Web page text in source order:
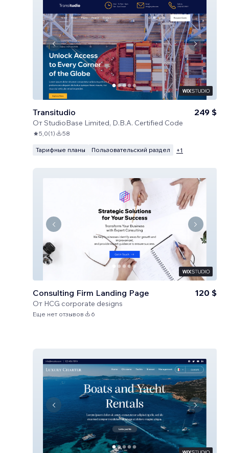
Transitudio
ОтStudioBase Limited, D.B.A. Certified Code
249 $
5,0(1) 58
Тарифные планы Пользовательский раздел +1
Consulting Firm Landing Page
От HCG corporate designs
120 $
Еще нет отзывов 6